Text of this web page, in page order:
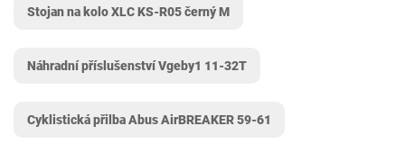
Stojan na kolo XLC KS-R05 černý M
Náhradní příslušenství Vgeby1 11-32T
Cyklistická přilba Abus AirBREAKER 59-61